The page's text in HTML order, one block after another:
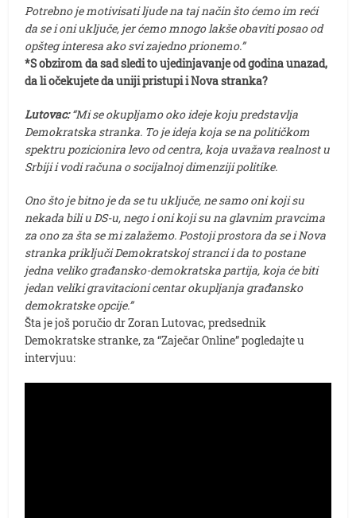
Potrebno je motivisati ljude na taj način što ćemo im reći
da se i oni uključe, jer ćemo mnogo lakše obaviti posao od
opšteg interesa ako svi zajedno prionemo.”
*S obzirom da sad sledi to ujedinjavanje od godina unazad,
da li očekujete da uniji pristupi i Nova stranka?
Lutovac:“Mi se okupljamo oko ideje koju predstavlja
Demokratska stranka. To je ideja koja se na političkom
spektru pozicionira levo od centra, koja uvažava realnost u
Srbiji i vodi računa o socijalnoj dimenziji politike.
Ono što je bitno je da se tu uključe, ne samo oni koji su
nekada bili u DS-u, nego i oni koji su na glavnim pravcima
za ono za šta se mi zalažemo. Postoji prostora da se i Nova
stranka priključi Demokratskoj stranci i da to postane
jedna veliko građansko-demokratska partija, koja će biti
jedan veliki gravitacioni centar okupljanja građansko
demokratske opcije.”
Šta je još poručio dr Zoran Lutovac, predsednik
Demokratske stranke, za “Zaječar Online” pogledajte u
intervjuu: